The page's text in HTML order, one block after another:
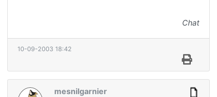
Chat
10-09-2003 18:42
mesnilgarnier